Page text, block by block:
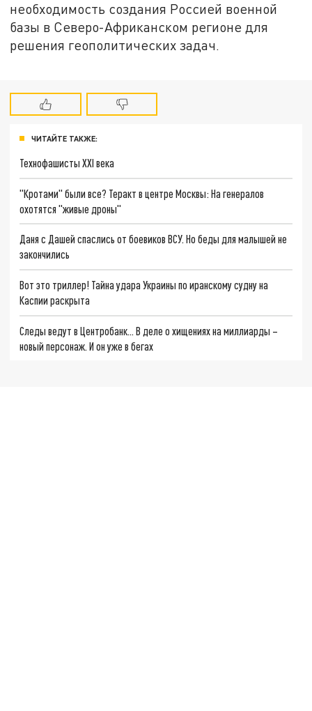
необходимость создания Россией военной
базы в Северо-Африканском регионе для
решения геополитических задач.
ЧИТАЙТЕ ТАКЖЕ:
Технофашисты XXI века
"Кротами" были все? Теракт в центре Москвы: На генералов
охотятся "живые дроны"
Даня с Дашей спаслись от боевиков ВСУ. Но беды для малышей не
закончились
Вот это триллер! Тайна удара Украины по иранскому судну на
Каспии раскрыта
Следы ведут в Центробанк… В деле о хищениях на миллиарды –
новый персонаж. И он уже в бегах